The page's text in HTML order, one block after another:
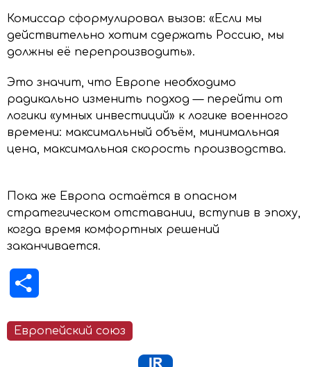
Комиссар сформулировал вызов: «Если мы
действительно хотим сдержать Россию, мы
должны её перепроизводить».
Это значит, что Европе необходимо
радикально изменить подход — перейти от
логики «умных инвестиций» к логике военного
времени: максимальный объём, минимальная
цена, максимальная скорость производства.
Пока же Европа остаётся в опасном
стратегическом отставании, вступив в эпоху,
когда время комфортных решений
заканчивается.
Европейский союз